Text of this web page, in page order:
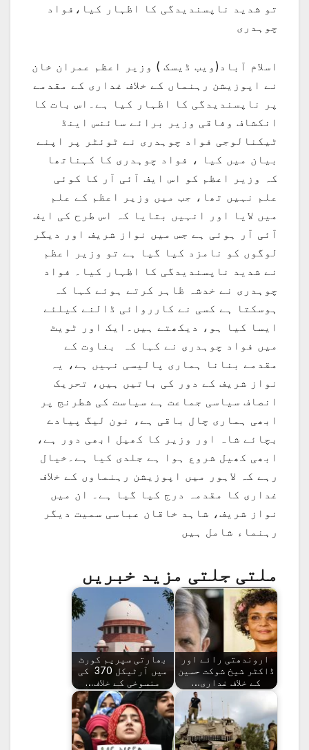
تو شدید ناپسندیدگی کا اظہار کیا،فواد
چوہدری
اسلام آباد(ویب ڈیسک ) وزیر اعظم عمران خان
نے اپوزیشن رہنماں کے خلاف غداری کے مقدمے
پر ناپسندیدگی کا اظہار کیا ہے۔اس بات کا
انکشاف وفاقی وزیر برائے سائنس اینڈ
ٹیکنالوجی فواد چوہدری نے ٹوئٹر پر اپنے
بیان میں کیا ، فواد چوہدری کا کہناتھا
کہ وزیر اعظم کو اس ایف آئی آر کا کوئی
علم نہیں تھا، جب میں وزیر اعظم کے علم
میں لایا اور انہیں بتایا کہ اس طرح کی ایف
آئی آر ہوئی ہے جس میں نواز شریف اور دیگر
لوگوں کو نامزد کیا گیا ہے تو وزیر اعظم
نے شدید ناپسندیدگی کا اظہار کیا۔ فواد
چوہدری نے خدشہ ظاہر کرتے ہوئے کہا کہ
ہوسکتا ہے کسی نے کارروائی ڈالنے کیلئے
ایسا کیا ہو، دیکھتے ہیں۔ایک اور ٹویٹ
میں فواد چوہدری نے کہا کہ بغاوت کے
مقدمے بنانا ہماری پالیسی نہیں ہے، یہ
نواز شریف کے دور کی باتیں ہیں، تحریک
انصاف سیاسی جماعت ہے سیاست کی شطرنج پر
ابھی ہماری چال باقی ہے، نون لیگ پیادے
بچائے شاہ اور وزیر کا کھیل ابھی دور ہے،
ابھی کھیل شروع ہوا ہے جلدی کیا ہے۔خیال
رہے کہ لاہور میں اپوزیشن رہنماوں کے خلاف
غداری کا مقدمہ درج کیا گیا ہے۔ ان میں
نواز شریف، شاہد خاقان عباسی سمیت دیگر
رہنماء شامل ہیں
ملتی جلتی مزید خبریں
اروندھتی رائے اور
ڈاکٹر شیخ شوکت حسین
کے خلاف غداری…
بھارتی سپریم کورٹ
میں آرٹیکل 370 کی
منسوخی کے خلاف…